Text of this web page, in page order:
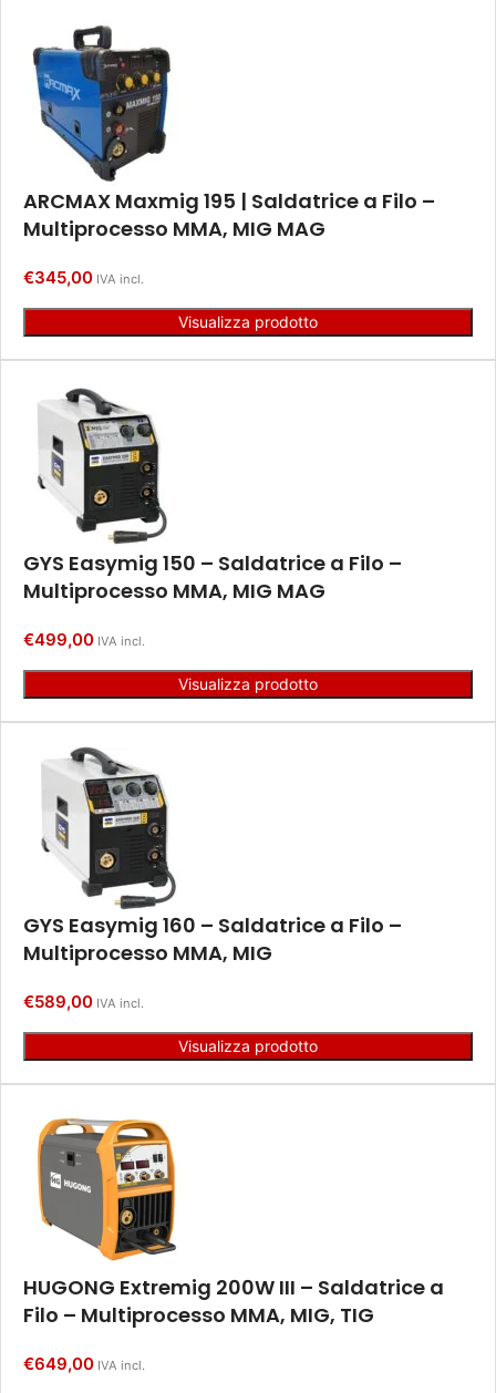
ARCMAX Maxmig 195 | Saldatrice a Filo –
Multiprocesso MMA, MIG MAG
€345,00 IVA incl.
Visualizza prodotto
GYS Easymig 150 – Saldatrice a Filo –
Multiprocesso MMA, MIG MAG
€499,00 IVA incl.
Visualizza prodotto
GYS Easymig 160 – Saldatrice a Filo –
Multiprocesso MMA, MIG
€589,00 IVA incl.
Visualizza prodotto
HUGONG Extremig 200W III – Saldatrice a
Filo – Multiprocesso MMA, MIG, TIG
€649,00 IVA incl.